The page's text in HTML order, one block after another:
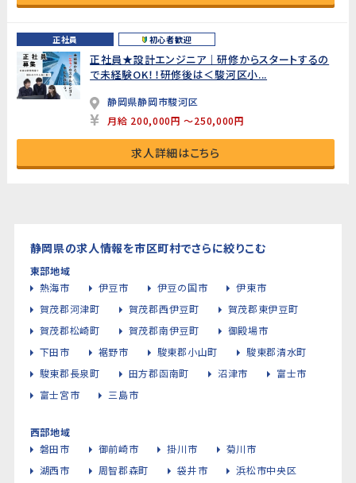
正社員 初心者歓迎
正社員★設計エンジニア｜研修からスタートするの
で未経験OK！！研修後は＜駿河区小...
静岡県静岡市駿河区
月給 200,000円 ～250,000円
求人詳細はこちら
静岡県の求人情報を市区町村でさらに絞りこむ
東部地域
熱海市
伊豆市 伊豆の国市
伊東市
賀茂郡河津町
賀茂郡西伊豆町
賀茂郡東伊豆町
賀茂郡松崎町
賀茂郡南伊豆町
御殿場市
下田市
裾野市 駿東郡小山町
駿東郡清水町
駿東郡長泉町
田方郡函南町 沼津市
富士市
富士宮市
三島市
西部地域
磐田市
御前崎市 掛川市
菊川市
湖西市
周智郡森町 袋井市
浜松市中央区